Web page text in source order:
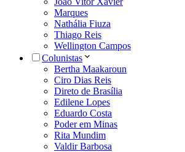
Marques
Nathália Fiuza
Thiago Reis
Wellington Campos
Colunistas
Bertha Maakaroun
Ciro Dias Reis
Direto de Brasília
Edilene Lopes
Eduardo Costa
Poder em Minas
Rita Mundim
Valdir Barbosa